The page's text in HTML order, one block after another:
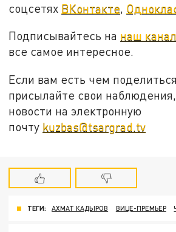
соцсетях ВКонтакте
Подписывайтесь на наш канал
все самое интересное.
Если вам есть чем
присылайте свои
новости на электронную
почту kuzbas@tsargrad.tv
ТЕГИ: АХМАТ КАДЫРОВ ВИЦЕ-ПРЕМЬЕР